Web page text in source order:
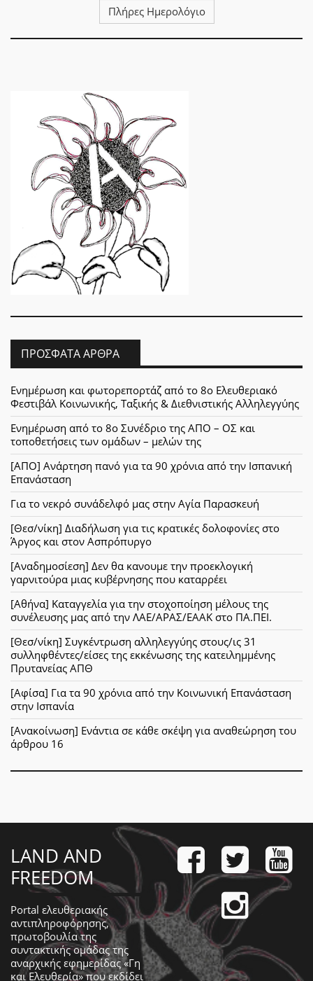
Πλήρες Ημερολόγιο
ΠΡΌΣΦΑΤΑ ΆΡΘΡΑ
Ενημέρωση και φωτορεπορτάζ από το 8ο Ελευθεριακό
Φεστιβάλ Κοινωνικής, Ταξικής & Διεθνιστικής Αλληλεγγύης
Ενημέρωση από το 8ο Συνέδριο της ΑΠΟ – ΟΣ και
τοποθετήσεις των ομάδων – μελών της
[ΑΠΟ] Ανάρτηση πανό για τα 90 χρόνια από την Ισπανική
Επανάσταση
Για το νεκρό συνάδελφό μας στην Αγία Παρασκευή
[Θεσ/νίκη] Διαδήλωση για τις κρατικές δολοφονίες στο
Άργος και στον Ασπρόπυργο
[Αναδημοσίεση] Δεν θα κανουμε την προεκλογική
γαρνιτούρα μιας κυβέρνησης που καταρρέει
[Αθήνα] Καταγγελία για την στοχοποίηση μέλους της
συνέλευσης μας από την ΛΑΕ/ΑΡΑΣ/ΕΑΑΚ στο ΠΑ.ΠΕΙ.
[Θεσ/νίκη] Συγκέντρωση αλληλεγγύης στους/ις 31
συλληφθέντες/είσες της εκκένωσης της κατειλημμένης
Πρυτανείας ΑΠΘ
[Αφίσα] Για τα 90 χρόνια από την Κοινωνική Επανάσταση
στην Ισπανία
[Ανακοίνωση] Ενάντια σε κάθε σκέψη για αναθεώρηση του
άρθρου 16
LAND AND
FREEDOM
Portal ελευθεριακής
αντιπληροφόρησης,
πρωτοβουλία της
συντακτικής ομάδας της
αναρχικής εφημερίδας «Γη
και Ελευθερία» που εκδίδει